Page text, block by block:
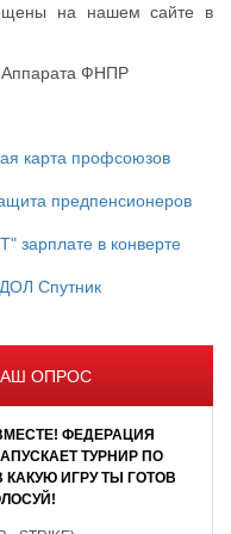
на нашем сайте в
Аппарата ФНПР
ОПРОС
ФЕДЕРАЦИЯ
ТУРНИР ПО
КАКУЮ ИГРУ ТЫ ГОТОВ